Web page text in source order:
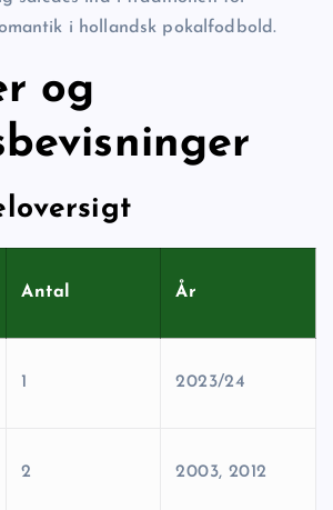
i hollandsk pokalfodbold.
og
Antal År
1 2023/24
2 2003, 2012